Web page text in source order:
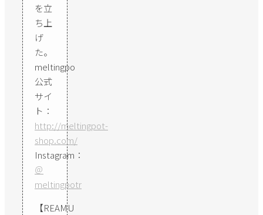
を立
ち上
げ
た。
meltingpo
公式
サイ
ト：
http://meltingpot-
shop.com/
Instagram：
＠
meltingpotr
【REAMU